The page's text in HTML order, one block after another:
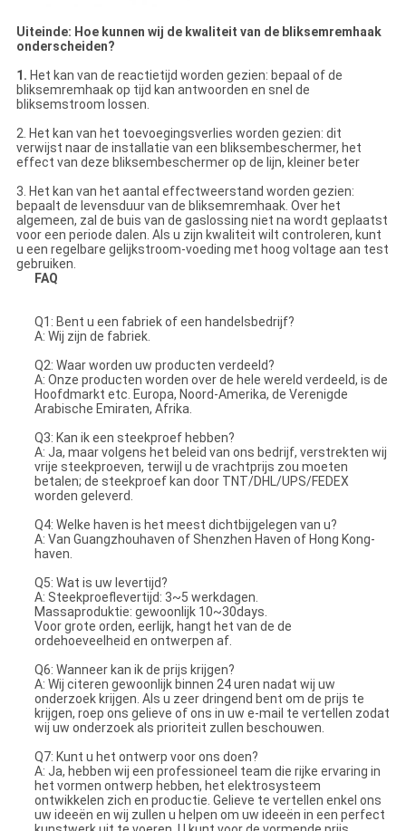
Uiteinde: Hoe kunnen wij de kwaliteit van de bliksemremhaak
onderscheiden?
1. Het kan van de reactietijd worden gezien: bepaal of de
bliksemremhaak op tijd kan antwoorden en snel de
bliksemstroom lossen.
2. Het kan van het toevoegingsverlies worden gezien: dit
verwijst naar de installatie van een bliksembeschermer, het
effect van deze bliksembeschermer op de lijn, kleiner beter
3. Het kan van het aantal effectweerstand worden gezien:
bepaalt de levensduur van de bliksemremhaak. Over het
algemeen, zal de buis van de gaslossing niet na wordt geplaatst
voor een periode dalen. Als u zijn kwaliteit wilt controleren, kunt
u een regelbare gelijkstroom-voeding met hoog voltage aan test
gebruiken.
FAQ
Q1: Bent u een fabriek of een handelsbedrijf?
A: Wij zijn de fabriek.
Q2: Waar worden uw producten verdeeld?
A: Onze producten worden over de hele wereld verdeeld, is de
Hoofdmarkt etc. Europa, Noord-Amerika, de Verenigde
Arabische Emiraten, Afrika.
Q3: Kan ik een steekproef hebben?
A: Ja, maar volgens het beleid van ons bedrijf, verstrekten wij
vrije steekproeven, terwijl u de vrachtprijs zou moeten
betalen; de steekproef kan door TNT/DHL/UPS/FEDEX
worden geleverd.
Q4: Welke haven is het meest dichtbijgelegen van u?
A: Van Guangzhouhaven of Shenzhen Haven of Hong Kong-
haven.
Q5: Wat is uw levertijd?
A: Steekproeflevertijd: 3~5 werkdagen.
Massaproduktie: gewoonlijk 10~30days.
Voor grote orden, eerlijk, hangt het van de de
ordehoeveelheid en ontwerpen af.
Q6: Wanneer kan ik de prijs krijgen?
A: Wij citeren gewoonlijk binnen 24 uren nadat wij uw
onderzoek krijgen. Als u zeer dringend bent om de prijs te
krijgen, roep ons gelieve of ons in uw e-mail te vertellen zodat
wij uw onderzoek als prioriteit zullen beschouwen.
Q7: Kunt u het ontwerp voor ons doen?
A: Ja, hebben wij een professioneel team die rijke ervaring in
het vormen ontwerp hebben, het elektrosysteem
ontwikkelen zich en productie. Gelieve te vertellen enkel ons
uw ideeën en wij zullen u helpen om uw ideeën in een perfect